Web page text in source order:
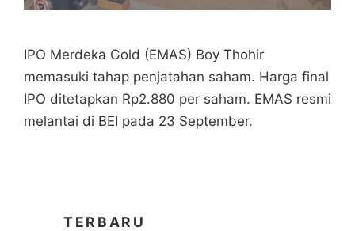
IPO Merdeka Gold (EMAS) Boy Thohir
memasuki tahap penjatahan saham. Harga final
IPO ditetapkan Rp2.880 per saham. EMAS resmi
melantai di BEI pada 23 September.
TERBARU